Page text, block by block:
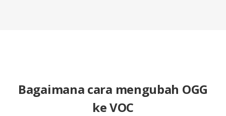
Bagaimana cara mengubah OGG
ke VOC